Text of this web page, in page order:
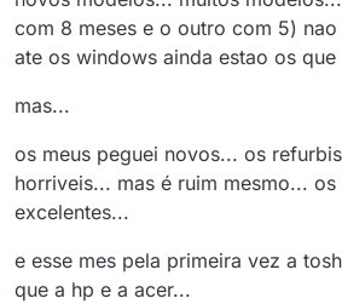
com 8 meses e o outro com 5)
ate os windows ainda estao os
mas...
os meus peguei novos... os
horriveis... mas é ruim mesmo... os
excelentes...
e esse mes pela primeira vez a
que a hp e a acer...